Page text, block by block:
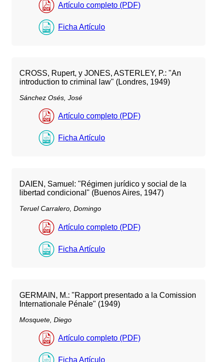
Artículo completo (PDF)
Ficha Artículo
CROSS, Rupert, y JONES, ASTERLEY, P.: "An
introduction to criminal law" (Londres, 1949)
Sánchez Osés, José
Artículo completo (PDF)
Ficha Artículo
DAIEN, Samuel: "Régimen jurídico y social de la
libertad condicional" (Buenos Aires, 1947)
Teruel Carralero, Domingo
Artículo completo (PDF)
Ficha Artículo
GERMAIN, M.: "Rapport presentado a la Comission
Internationale Pénale" (1949)
Mosquete, Diego
Artículo completo (PDF)
Ficha Artículo